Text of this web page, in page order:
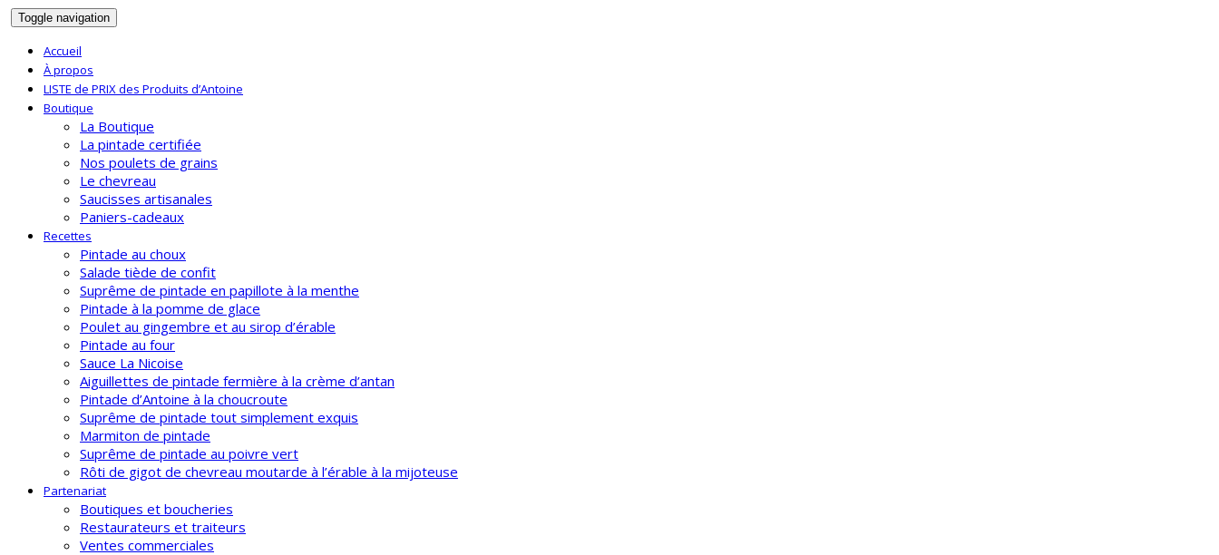
Toggle navigation
Accueil
À propos
LISTE de PRIX des Produits d’Antoine
Boutique
La Boutique
La pintade certifiée
Nos poulets de grains
Le chevreau
Saucisses artisanales
Paniers-cadeaux
Recettes
Pintade au choux
Salade tiède de confit
Suprême de pintade en papillote à la menthe
Pintade à la pomme de glace
Poulet au gingembre et au sirop d’érable
Pintade au four
Sauce La Nicoise
Aiguillettes de pintade fermière à la crème d’antan
Pintade d’Antoine à la choucroute
Suprême de pintade tout simplement exquis
Marmiton de pintade
Suprême de pintade au poivre vert
Rôti de gigot de chevreau moutarde à l’érable à la mijoteuse
Partenariat
Boutiques et boucheries
Restaurateurs et traiteurs
Ventes commerciales